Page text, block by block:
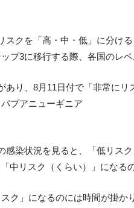
クを「高・中・低」に分け
3に移行する際、各国のレベ
あり、8月11日付で「非常にリ
プアニューギニア
染状況を見ると、「低リス
中リスク（くらい）」になる
ク」になるのには時間が掛か